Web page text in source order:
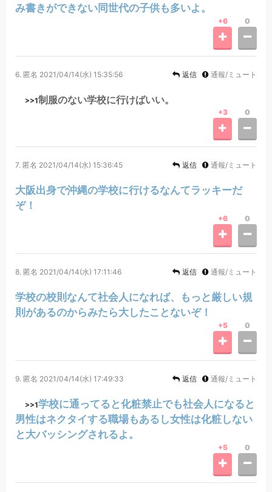
み書きができない同世代の子供も多いよ。
+6 0
6. 匿名 2021/04/14(水) 15:35:56 返信 通報/ミュート
>>1制服のない学校に行けばいい。
+3 0
7. 匿名 2021/04/14(水) 15:36:45 返信 通報/ミュート
大阪出身で沖縄の学校に行けるなんてラッキーだ
ぞ！
+6 0
8. 匿名 2021/04/14(水) 17:11:46 返信 通報/ミュート
学校の校則なんて社会人になれば、もっと厳しい規
則があるのからみたら大したことないぞ！
+5 0
9. 匿名 2021/04/14(水) 17:49:33 返信 通報/ミュート
>>1学校に通ってると化粧禁止でも社会人になると
男性はネクタイする職場もあるし女性は化粧しない
と大バッシングされるよ。
+5 0